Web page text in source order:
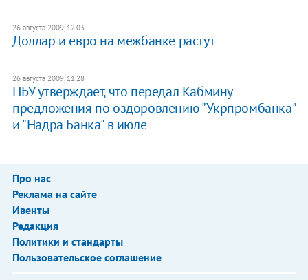
26 августа 2009, 12:03
Доллар и евро на межбанке растут
26 августа 2009, 11:28
НБУ утверждает, что передал Кабмину
предложения по оздоровлению "Укрпромбанка"
и "Надра Банка" в июле
Про нас
Реклама на сайте
Ивенты
Редакция
Политики и стандарты
Пользовательское соглашение